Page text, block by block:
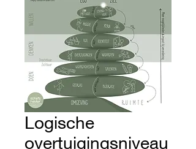
Logische
overtuigingsniveau